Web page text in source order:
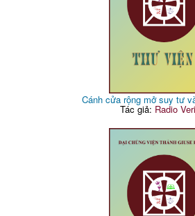
Cánh cửa rộng mở suy tư
Tác giả: Radio